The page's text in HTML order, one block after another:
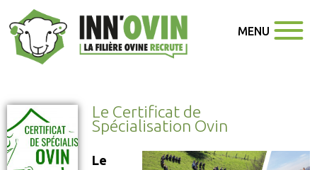
MENU
Le Certificat de
Spécialisation Ovin
Le